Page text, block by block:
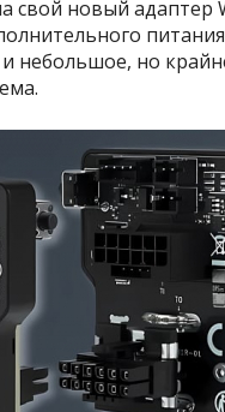
свой новый адаптер
питания
небольшое, но